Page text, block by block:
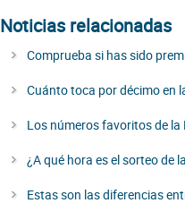
Noticias relacionadas
Comprueba si has sido
Cuánto toca por décimo en
Los números favoritos de la
¿A qué hora es el sorteo de
Estas son las diferencias